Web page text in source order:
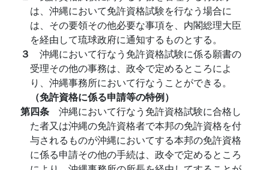
は、沖縄において免許資格試験を行なう場合に
は、その要領その他必要な事項を、内閣総理大臣
を経由して琉球政府に通知するものとする。
３ 沖縄において行なう免許資格試験に係る願書の
受理その他の事務は、政令で定めるところによ
り、沖縄事務所において行なうことができる。
（免許資格に係る申請等の特例）
第四条 沖縄において行なう免許資格試験に合格し
た者又は沖縄の免許資格者で本邦の免許資格を付
与されるものが沖縄においてする本邦の免許資格
に係る申請その他の手続は、政令で定めるところ